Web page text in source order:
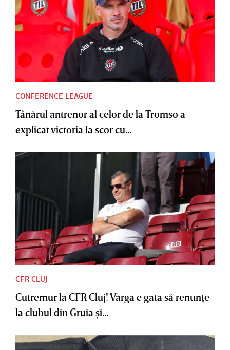
CONFERENCE LEAGUE
Tânărul antrenor al celor de la Tromso a
explicat victoria la scor cu...
CFR CLUJ
Cutremur la CFR Cluj! Varga e gata să renunţe
la clubul din Gruia şi...